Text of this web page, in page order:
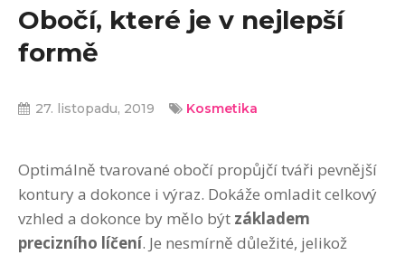
Obočí, které je v nejlepší
formě
27. listopadu, 2019 Kosmetika
Optimálně tvarované obočí propůjčí tváři pevnější
kontury a dokonce i výraz. Dokáže omladit celkový
vzhled a dokonce by mělo být základem
precizního líčení. Je nesmírně důležité, jelikož